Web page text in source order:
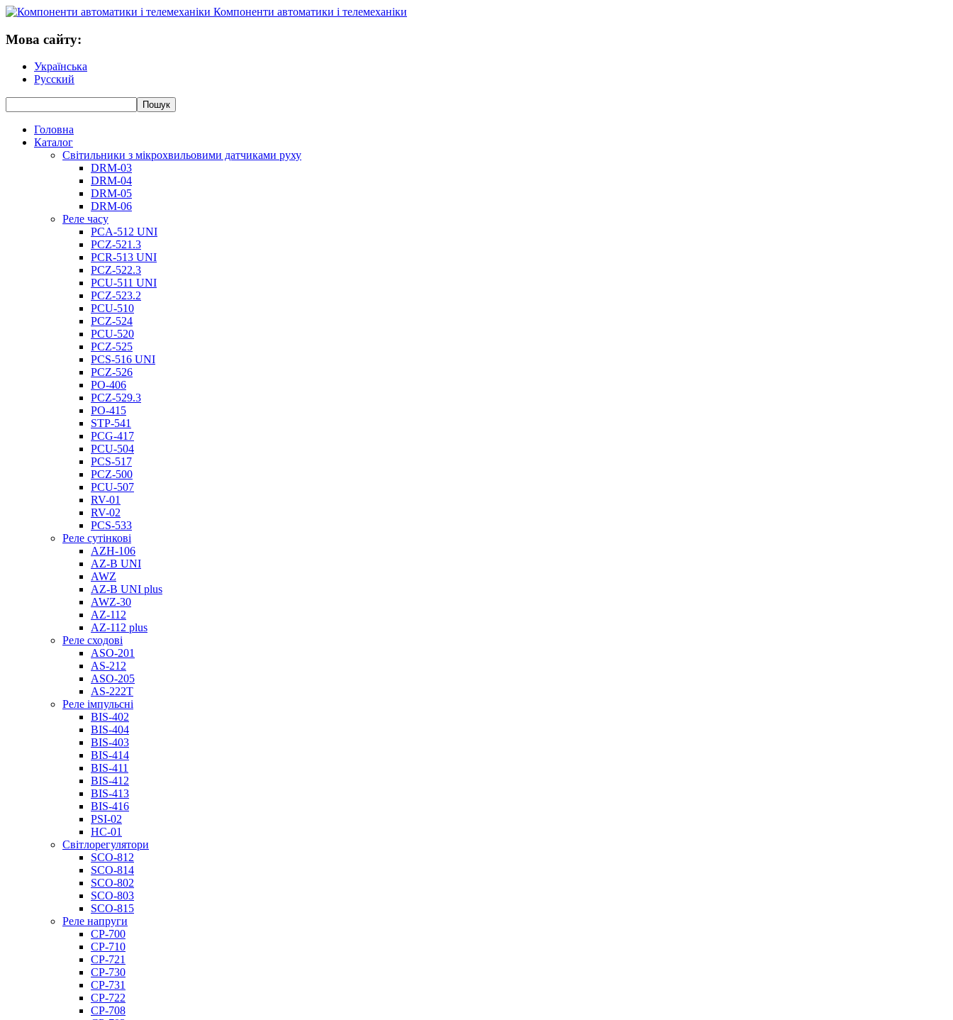
Компоненти автоматики і телемеханіки
Мова сайту:
Українська
Русский
Головна
Каталог
Світильники з мікрохвильовими датчиками руху
DRM-03
DRM-04
DRM-05
DRM-06
Реле часу
PCA-512 UNI
PCZ-521.3
PCR-513 UNI
PCZ-522.3
PCU-511 UNI
PCZ-523.2
PCU-510
PCZ-524
PCU-520
PCZ-525
PCS-516 UNI
PCZ-526
PO-406
PCZ-529.3
PO-415
STP-541
PCG-417
PCU-504
PCS-517
PCZ-500
PCU-507
RV-01
RV-02
PCS-533
Реле сутінкові
AZH-106
AZ-B UNI
AWZ
AZ-B UNI plus
AWZ-30
AZ-112
AZ-112 plus
Реле сходові
ASO-201
AS-212
ASO-205
AS-222T
Реле імпульсні
BIS-402
BIS-404
BIS-403
BIS-414
BIS-411
BIS-412
BIS-413
BIS-416
PSI-02
НС-01
Світлорегулятори
SCO-812
SCO-814
SCO-802
SCO-803
SCO-815
Реле напруги
CP-700
CP-710
CP-721
CP-730
CP-731
CP-722
CP-708